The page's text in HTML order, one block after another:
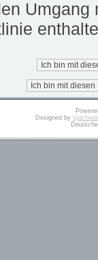
Designed by